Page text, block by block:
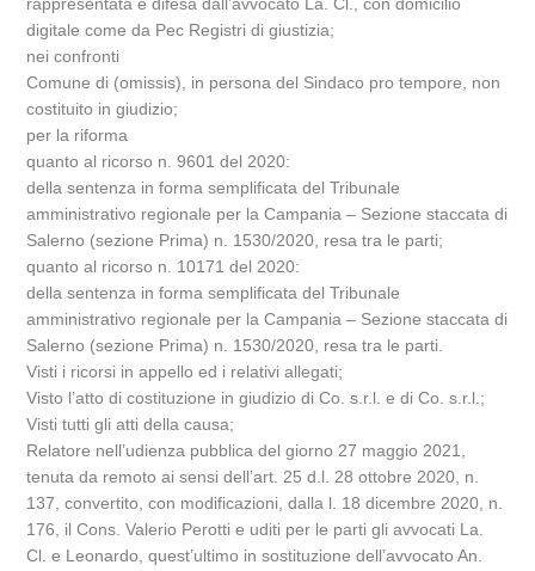
digitale come da Pec Registri di giustizia;
nei confronti
Comune di (omissis), in persona del Sindaco pro tempore, non
costituito in giudizio;
per la riforma
quanto al ricorso n. 9601 del 2020:
della sentenza in forma semplificata del Tribunale
amministrativo regionale per la Campania – Sezione staccata di
Salerno (sezione Prima) n. 1530/2020, resa tra le parti;
quanto al ricorso n. 10171 del 2020:
della sentenza in forma semplificata del Tribunale
amministrativo regionale per la Campania – Sezione staccata di
Salerno (sezione Prima) n. 1530/2020, resa tra le parti.
Visti i ricorsi in appello ed i relativi allegati;
Visto l’atto di costituzione in giudizio di Co. s.r.l. e di Co. s.r.l.;
Visti tutti gli atti della causa;
Relatore nell’udienza pubblica del giorno 27 maggio 2021,
tenuta da remoto ai sensi dell’art. 25 d.l. 28 ottobre 2020, n.
137, convertito, con modificazioni, dalla l. 18 dicembre 2020, n.
176, il Cons. Valerio Perotti e uditi per le parti gli avvocati La.
Cl. e Leonardo, quest’ultimo in sostituzione dell’avvocato An.